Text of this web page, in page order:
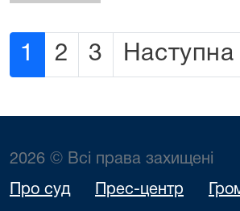
1 2 3 Наступна
2026 © Всі права захищені
Про суд Прес-центр